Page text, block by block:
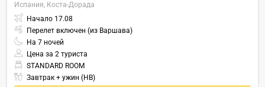
Испания, Коста-Дорада
Начало 17.08
Перелет включен (из Варшава)
На 7 ночей
Цена за 2 туриста
STANDARD ROOM
Завтрак + ужин (HB)